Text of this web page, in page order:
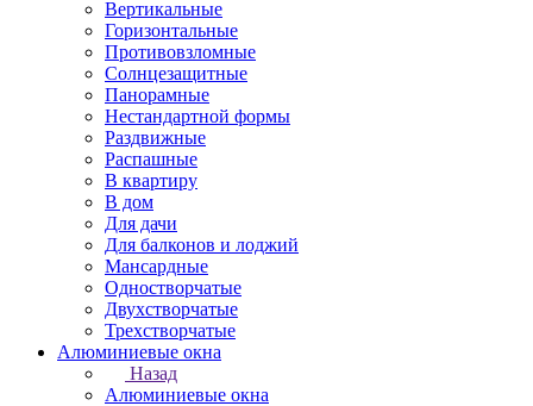
Вертикальные
Горизонтальные
Противовзломные
Солнцезащитные
Панорамные
Нестандартной формы
Раздвижные
Распашные
В квартиру
В дом
Для дачи
Для балконов и лоджий
Мансардные
Одностворчатые
Двухстворчатые
Трехстворчатые
Алюминиевые окна
Назад
Алюминиевые окна